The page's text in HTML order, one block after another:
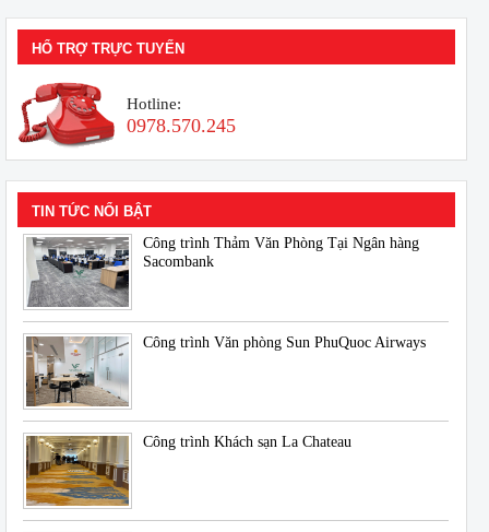
HỔ TRỢ TRỰC TUYẾN
Hotline:
0978.570.245
TIN TỨC NỔI BẬT
Công trình Thảm Văn Phòng Tại Ngân hàng
Sacombank
Công trình Văn phòng Sun PhuQuoc Airways
Công trình Khách sạn La Chateau